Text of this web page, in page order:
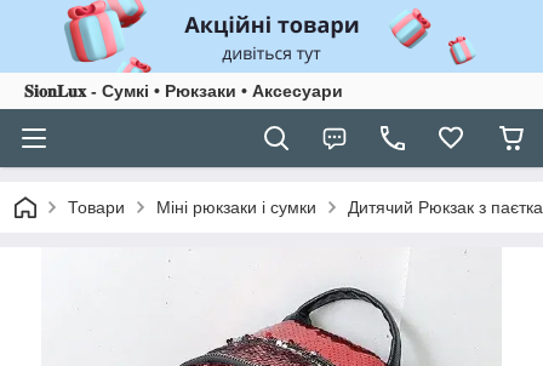
𝐒𝐢𝐨𝐧𝐋𝐮𝐱 - Сумкі • Рюкзаки • Аксесуари
Товари Міні рюкзаки і сумки Дитячий Рюкзак з